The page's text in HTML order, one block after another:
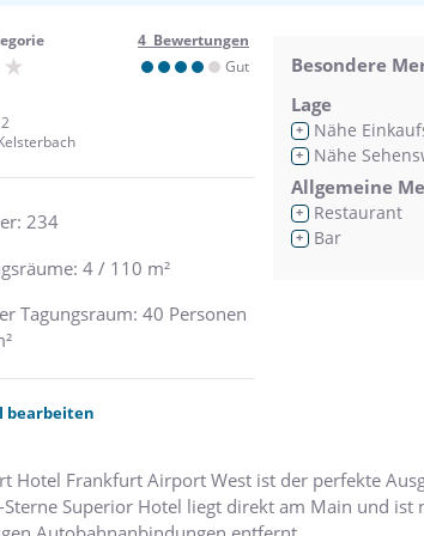
4 Bewertungen
Gut
234
4 / 110 m²
Tagungsraum: 40 Personen
bearbeiten
Besondere
Lage
+ Nähe
+ Nähe
Allgemeine
+ Restaurant
+ Bar
Hotel Frankfurt Airport West ist der perfekte
Superior Hotel liegt direkt am Main und